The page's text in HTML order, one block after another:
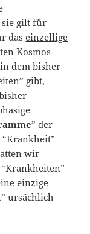
sie gilt für
daseinzellige
Kosmos –
dem bisher
gibt,
” der
wir
einzige
ursächlich